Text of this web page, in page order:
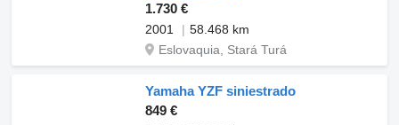
1.730 €
2001
58.468 km
Eslovaquia, Stará Turá
Yamaha YZF siniestrado
849 €